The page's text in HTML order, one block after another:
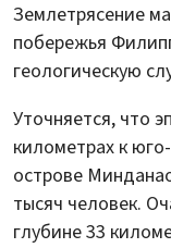
Землетрясение
побережья
геологическую
Уточняется, что
километрах к
острове
тысяч человек.
глубине 33